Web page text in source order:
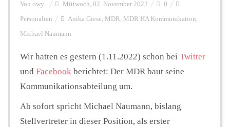
Personalien
Hintergrund
FUNKTURM-Beiträge
Von owy Mittwoch, 02. November 2022 0
Personalien Anika Giese, MDR, MDR HA Kommunikation,
Michael Naumann
Wir hatten es gestern (1.11.2022) schon bei Twitter
und Facebook berichtet: Der MDR baut seine
Kommunikationsabteilung um.
Ab sofort spricht Michael Naumann, bislang
Stellvertreter in dieser Position, als erster